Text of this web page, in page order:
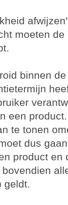
moeten
binnen
een
te tonen
dus
product
geldt.